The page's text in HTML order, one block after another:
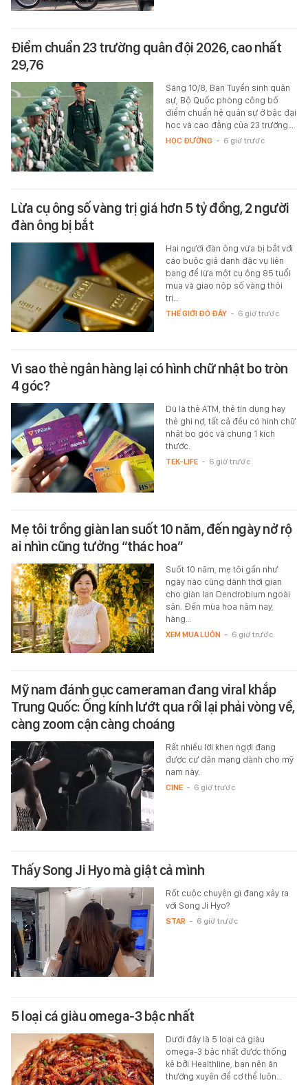
Điểm chuẩn 23 trường quân đội 2026, cao nhất
29,76
Sáng 10/8, Ban Tuyển sinh quân
sự, Bộ Quốc phòng công bố
điểm chuẩn hệ quân sự ở bậc đại
học và cao đẳng của 23 trường…
HỌC ĐƯỜNG - 6 giờ trước
Lừa cụ ông số vàng trị giá hơn 5 tỷ đồng, 2 người
đàn ông bị bắt
Hai người đàn ông vừa bị bắt với
cáo buộc giả danh đặc vụ liên
bang để lừa một cụ ông 85 tuổi
mua và giao nộp số vàng thỏi
trị…
THẾ GIỚI ĐÓ ĐÂY - 6 giờ trước
Vì sao thẻ ngân hàng lại có hình chữ nhật bo tròn
4 góc?
Dù là thẻ ATM, thẻ tín dụng hay
thẻ ghi nợ, tất cả đều có hình chữ
nhật bo góc và chung 1 kích
thước.
TEK-LIFE - 6 giờ trước
Mẹ tôi trồng giàn lan suốt 10 năm, đến ngày nở rộ
ai nhìn cũng tưởng “thác hoa”
Suốt 10 năm, mẹ tôi gần như
ngày nào cũng dành thời gian
cho giàn lan Dendrobium ngoài
sân. Đến mùa hoa năm nay,
hàng…
XEM MUA LUÔN - 6 giờ trước
Mỹ nam đánh gục cameraman đang viral khắp
Trung Quốc: Ống kính lướt qua rồi lại phải vòng về,
càng zoom cận càng choáng
Rất nhiều lời khen ngợi đang
được cư dân mạng dành cho mỹ
nam này.
CINE - 6 giờ trước
Thấy Song Ji Hyo mà giật cả mình
Rốt cuộc chuyện gì đang xảy ra
với Song Ji Hyo?
STAR - 6 giờ trước
5 loại cá giàu omega-3 bậc nhất
Dưới đây là 5 loại cá giàu
omega-3 bậc nhất được thống
kê bởi Healthline, bạn nên ăn
thường xuyên để cơ thể luôn…